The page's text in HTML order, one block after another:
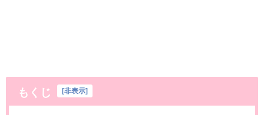
もくじ 非表示